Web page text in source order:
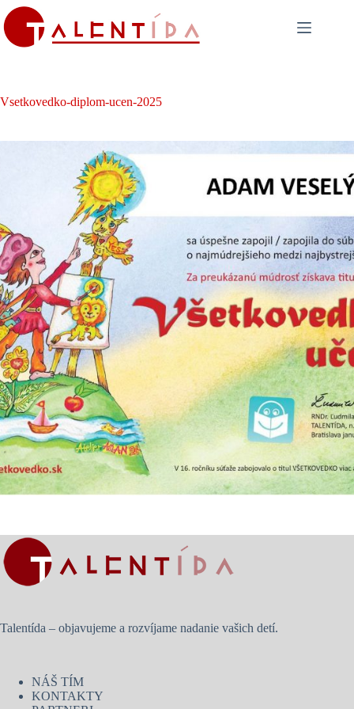
Skip
to
content
Vsetkovedko-diplom-ucen-2025
Talentída – objavujeme a rozvíjame nadanie vašich detí.
NÁŠ TÍM
KONTAKTY